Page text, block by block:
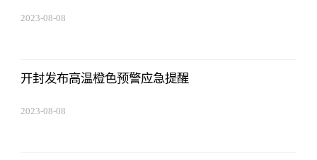
2023-08-08
开封发布高温橙色预警应急提醒
2023-08-08